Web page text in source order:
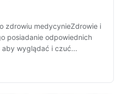
zdrowiu medycynieZdrowie i
posiadanie odpowiednich
aby wyglądać i czuć...